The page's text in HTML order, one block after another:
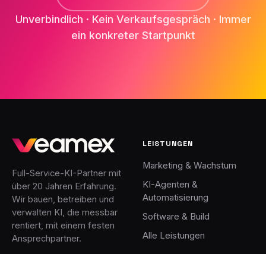
Unverbindlich · Kein Verkaufsgespräch · Immer
ein konkreter Startpunkt
Full-Service-KI-Partner mit
über 20 Jahren Erfahrung.
Wir bauen, betreiben und
verwalten KI, die messbar
rentiert, mit einem festen
Ansprechpartner.
LEISTUNGEN
Marketing & Wachstum
KI-Agenten &
Automatisierung
Software & Build
Alle Leistungen